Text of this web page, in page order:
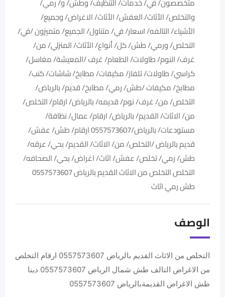
الوصف
التخلص من الاثاث القديم بالرياض 0557573607 ارقام التخلص
من الاغراض التالف طش شمال الرياض 0557573607 ‏دينا
طش الاغراض القديمةبالرياض 0557573607